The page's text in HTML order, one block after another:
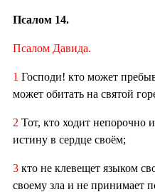
Псалом 14.
Псалом Давида.
1 Господи! кто может
может обитать на святой
2 Тот, кто ходит непорочно
истину в сердце своём;
3 кто не клевещет языком
своему зла и не принимает